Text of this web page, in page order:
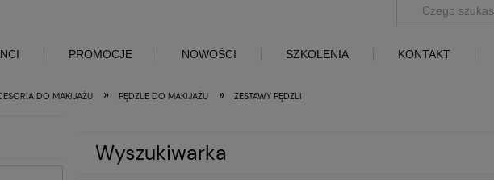
PROMOCJE NOWOŚCI SZKOLENIA KONTAKT
DO MAKIJAŻU » PĘDZLE DO MAKIJAŻU » ZESTAWY PĘDZLI
Wyszukiwarka